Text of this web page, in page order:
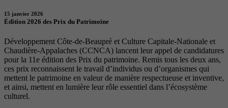
15 janvier 2026
Édition 2026 des Prix du Patrimoine
Développement Côte-de-Beaupré et Culture Capitale-Nationale et
Chaudière-Appalaches (CCNCA) lancent leur appel de candidatures
pour la 11e édition des Prix du patrimoine. Remis tous les deux ans,
ces prix reconnaissent le travail d’individus ou d’organismes qui
mettent le patrimoine en valeur de manière respectueuse et inventive,
et ainsi, mettent en lumière leur rôle essentiel dans l’écosystème
culturel.